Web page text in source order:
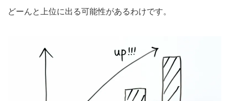
どーんと上位に出る可能性があるわけです。